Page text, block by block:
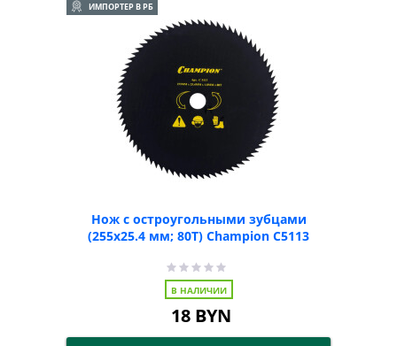
ИМПОРТЕР В РБ
Нож с остроугольными зубцами
(255х25.4 мм; 80Т) Champion C5113
В НАЛИЧИИ
18BYN